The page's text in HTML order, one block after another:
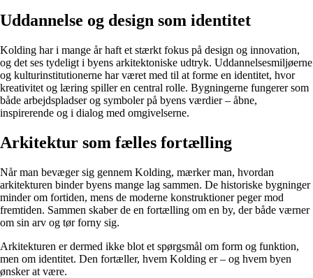
Uddannelse og design som identitet
Kolding har i mange år haft et stærkt fokus på design og innovation,
og det ses tydeligt i byens arkitektoniske udtryk. Uddannelsesmiljøerne
og kulturinstitutionerne har været med til at forme en identitet, hvor
kreativitet og læring spiller en central rolle. Bygningerne fungerer som
både arbejdspladser og symboler på byens værdier – åbne,
inspirerende og i dialog med omgivelserne.
Arkitektur som fælles fortælling
Når man bevæger sig gennem Kolding, mærker man, hvordan
arkitekturen binder byens mange lag sammen. De historiske bygninger
minder om fortiden, mens de moderne konstruktioner peger mod
fremtiden. Sammen skaber de en fortælling om en by, der både værner
om sin arv og tør forny sig.
Arkitekturen er dermed ikke blot et spørgsmål om form og funktion,
men om identitet. Den fortæller, hvem Kolding er – og hvem byen
ønsker at være.